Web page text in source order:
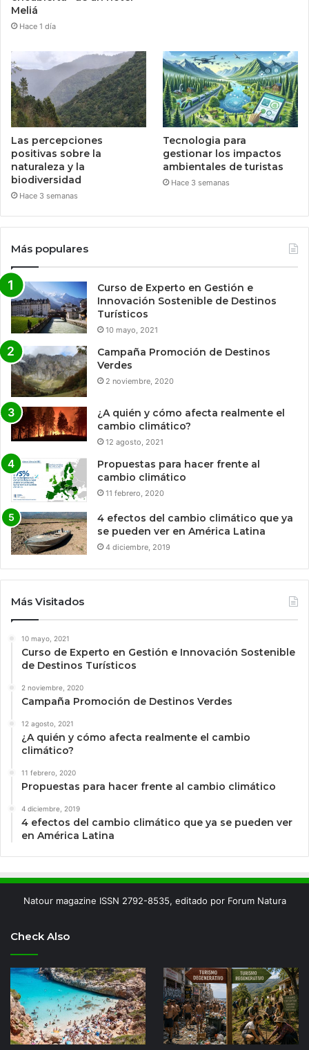
Meliá
Hace 1 día
Las percepciones
positivas sobre la
naturaleza y la
biodiversidad
Hace 3 semanas
Tecnologia para
gestionar los impactos
ambientales de turistas
Hace 3 semanas
Más populares
Curso de Experto en Gestión e
Innovación Sostenible de Destinos
Turísticos
10 mayo, 2021
Campaña Promoción de Destinos
Verdes
2 noviembre, 2020
¿A quién y cómo afecta realmente el
cambio climático?
12 agosto, 2021
Propuestas para hacer frente al
cambio climático
11 febrero, 2020
4 efectos del cambio climático que ya
se pueden ver en América Latina
4 diciembre, 2019
Más Visitados
10 mayo, 2021
Curso de Experto en Gestión e Innovación Sostenible
de Destinos Turísticos
2 noviembre, 2020
Campaña Promoción de Destinos Verdes
12 agosto, 2021
¿A quién y cómo afecta realmente el cambio
climático?
11 febrero, 2020
Propuestas para hacer frente al cambio climático
4 diciembre, 2019
4 efectos del cambio climático que ya se pueden ver
en América Latina
Natour magazine ISSN 2792-8535, editado por Forum Natura
Check Also